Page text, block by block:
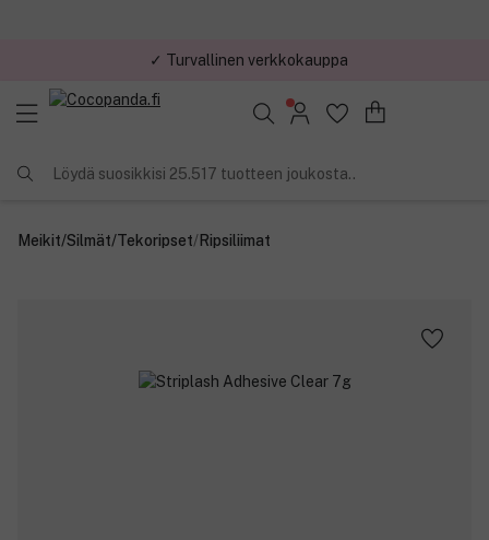
✓ Kilpailukykyiset hinnat
Löydä suosikkisi 25.517 tuotteen joukosta..
Meikit/Silmät/Tekoripset/Ripsiliimat